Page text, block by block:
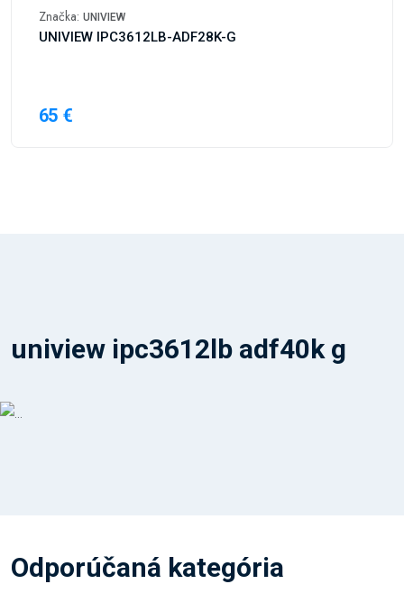
Značka: UNIVIEW
UNIVIEW IPC3612LB-ADF28K-G
65 €
uniview ipc3612lb adf40k g
Odporúčaná kategória